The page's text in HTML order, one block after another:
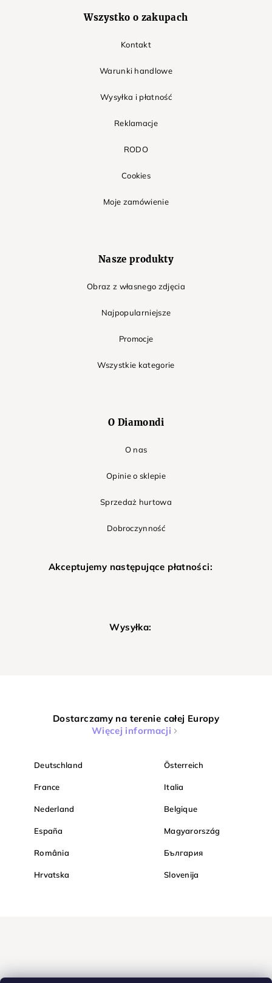
Wszystko o zakupach
Kontakt
Warunki handlowe
Wysyłka i płatność
Reklamacje
RODO
Cookies
Moje zamówienie
Nasze produkty
Obraz z własnego zdjęcia
Najpopularniejsze
Promocje
Wszystkie kategorie
O Diamondi
O nas
Opinie o sklepie
Sprzedaż hurtowa
Dobroczynność
Akceptujemy następujące płatności:
Wysyłka:
Dostarczamy na terenie całej Europy
Więcej informacji
Deutschland Österreich
France Italia
Nederland Belgique
España Magyarország
România България
Hrvatska Slovenija